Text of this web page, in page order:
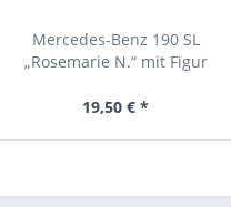
Mercedes-Benz 190 SL
„Rosemarie N.“ mit Figur
19,50 € *